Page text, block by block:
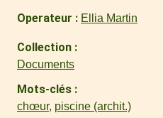
Operateur Ellia Martin
Collection
Documents
Mots-clés
chœur, piscine (archit.)